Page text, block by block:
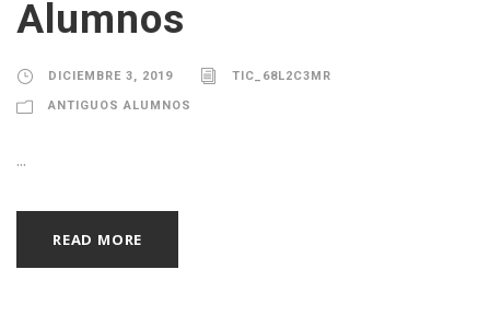
Alumnos
DICIEMBRE 3, 2019 TIC_68L2C3MR
ANTIGUOS ALUMNOS
...
READ MORE